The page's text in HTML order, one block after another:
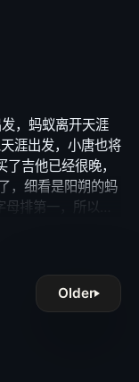
from PCOnline
得更好！ 其实学
小进步都很有成就
定程度就没有这
呀，临近CET4模
网站和团委的工
原来再忙，我也
自己不能洒脱，
抓紧一点点时间
，蚂蚁离开天涯
涯出发，小唐也将
吉他已经很晚，
，细看是阳朔的蚂
排第一，所以睡
然想起几个星期前
南下找其他工作
她一起到天涯工
开。 突然间有一
Older